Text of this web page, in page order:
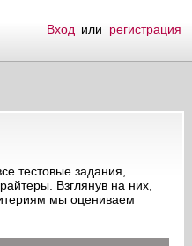
Вход или регистрация
тестовые задания,
Взглянув на них,
мы оцениваем